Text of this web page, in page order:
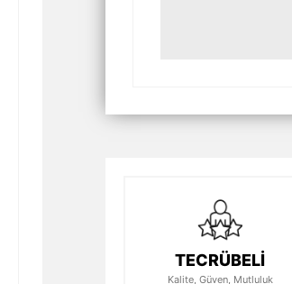
TECRÜBELİ
Kalite, Güven, Mutluluk